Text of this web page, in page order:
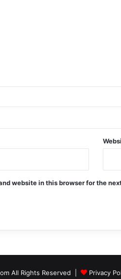
website in this browser for the
All Rights Reserved | Privacy